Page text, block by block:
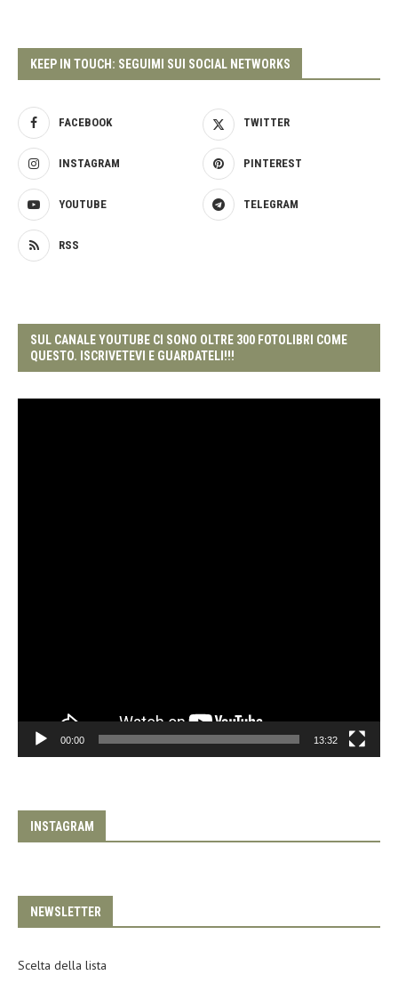
KEEP IN TOUCH: SEGUIMI SUI SOCIAL NETWORKS
FACEBOOK TWITTER
INSTAGRAM PINTEREST
YOUTUBE TELEGRAM
RSS
SUL CANALE YOUTUBE CI SONO OLTRE 300 FOTOLIBRI COME
QUESTO. ISCRIVETEVI E GUARDATELI!!!
00:00 13:32
INSTAGRAM
NEWSLETTER
Scelta della lista